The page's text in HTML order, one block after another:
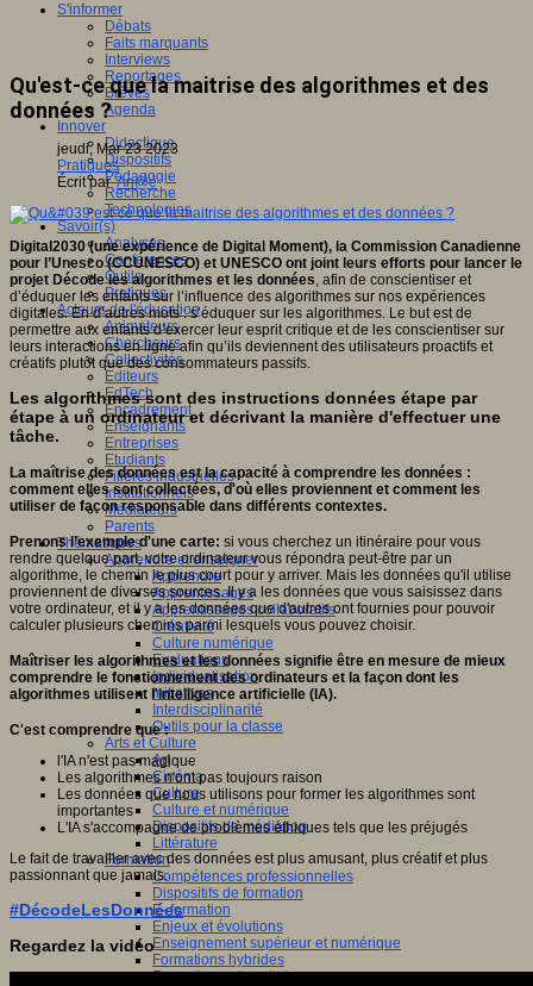
S'informer
Débats
Faits marquants
Interviews
Reportages
Brèves
Agenda
Innover
Didactique
Dispositifs
Pédagogie
Recherche
Technologies
Savoir(s)
Analyses
Conférences
Outils
Pratiques
Acteurs de l'éducation
Animateurs
Chercheurs
Collectivités
Editeurs
EdTech
Encadrement
Enseignants
Entreprises
Etudiants
Filières industrielles
Institutionnels
Médiateurs
Parents
Thématiques
Apprendre et enseigner
Apprendre
Apprentissages
Apprentissages collaboratifs
Créativité
Culture numérique
Evaluations
Individualisation
Initiatives
Interdisciplinarité
Outils pour la classe
Arts et Culture
Art
Cinéma
Culture
Culture et numérique
Dispositifs de médiation
Littérature
Formation
Compétences professionnelles
Dispositifs de formation
E- formation
Enjeux et évolutions
Enseignement supérieur et numérique
Formations hybrides
Formation universitaire
Qu'est-ce que la maitrise des algorithmes et des
données ?
jeudi, Mar 23 2023
Pratiques
Écrit parAn@é
Digital2030 (une expérience de Digital Moment), la Commission Canadienne
pour l’Unesco (CCUNESCO) et UNESCO ont joint leurs efforts pour lancer le
projet Décode les algorithmes et les données, afin de conscientiser et
d’éduquer les enfants sur l’influence des algorithmes sur nos expériences
digitales. En d’autres mots : s’éduquer sur les algorithmes. Le but est de
permettre aux enfants d’exercer leur esprit critique et de les conscientiser sur
leurs interactions en ligne afin qu’ils deviennent des utilisateurs proactifs et
créatifs plutôt que des consommateurs passifs.
Les algorithmes sont des instructions données étape par
étape à un ordinateur et décrivant la manière d'effectuer une
tâche.
La maîtrise des données est la capacité à comprendre les données :
comment elles sont collectées, d'où elles proviennent et comment les
utiliser de façon responsable dans différents contextes.
Prenons l’exemple d'une carte: si vous cherchez un itinéraire pour vous
rendre quelque part, votre ordinateur vous répondra peut-être par un
algorithme, le chemin le plus court pour y arriver. Mais les données qu'il utilise
proviennent de diverses sources. Il y a les données que vous saisissez dans
votre ordinateur, et il y a les données que d'autres ont fournies pour pouvoir
calculer plusieurs chemins parmi lesquels vous pouvez choisir.
Maîtriser les algorithmes et les données signifie être en mesure de mieux
comprendre le fonctionnement des ordinateurs et la façon dont les
algorithmes utilisent l'intelligence artificielle (IA).
C'est comprendre que :
l'IA n'est pas magique
Les algorithmes n'ont pas toujours raison
Les données que nous utilisons pour former les algorithmes sont
importantes
L'IA s'accompagne de problèmes éthiques tels que les préjugés
Le fait de travailler avec des données est plus amusant, plus créatif et plus
passionnant que jamais.
#DécodeLesDonnées
Regardez la vidéo